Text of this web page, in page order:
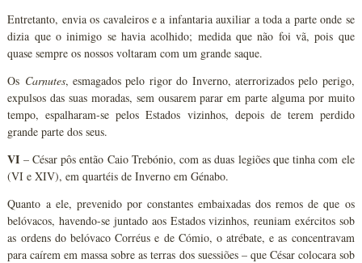
Entretanto, envia os cavaleiros e a infantaria auxiliar a toda a parte onde se
dizia que o inimigo se havia acolhido; medida que não foi vã, pois que
quase sempre os nossos voltaram com um grande saque.
Os Carnutes, esmagados pelo rigor do Inverno, aterrorizados pelo perigo,
expulsos das suas moradas, sem ousarem parar em parte alguma por muito
tempo, espalharam-se pelos Estados vizinhos, depois de terem perdido
grande parte dos seus.
VI – César pôs então Caio Trebónio, com as duas legiões que tinha com ele
(VI e XIV), em quartéis de Inverno em Génabo.
Quanto a ele, prevenido por constantes embaixadas dos remos de que os
belóvacos, havendo-se juntado aos Estados vizinhos, reuniam exércitos sob
as ordens do belóvaco Corréus e de Cómio, o atrébate, e as concentravam
para caírem em massa sobre as terras dos suessiões – que César colocara sob